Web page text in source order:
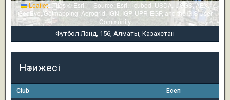
Leaflet|Tiles © Esri — Source: Esri, i-cubed, USDA, USGS, AEX,
GeoEye, Getmapping, Aerogrid, IGN, IGP, UPR-EGP, and the GIS User
Community
Футбол Лэнд, 156, Алматы, Казахстан
Нәтижесі
Club Есеп